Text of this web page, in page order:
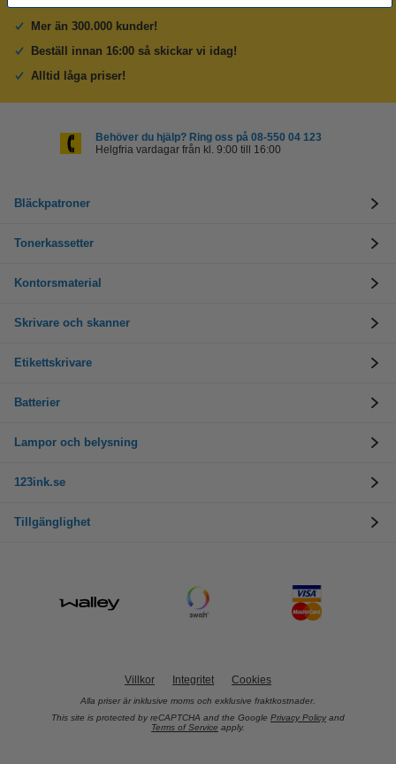
Mer än 300.000 kunder!
Beställ innan 16:00 så skickar vi idag!
Alltid låga priser!
Behöver du hjälp? Ring oss på 08-550 04 123
Helgfria vardagar från kl. 9:00 till 16:00
Bläckpatroner
Tonerkassetter
Kontorsmaterial
Skrivare och skanner
Etikettskrivare
Batterier
Lampor och belysning
123ink.se
Tillgänglighet
Villkor Integritet Cookies
Alla priser är inklusive moms och exklusive fraktkostnader.
This site is protected by reCAPTCHA and the Google Privacy Policy and
Terms of Service apply.